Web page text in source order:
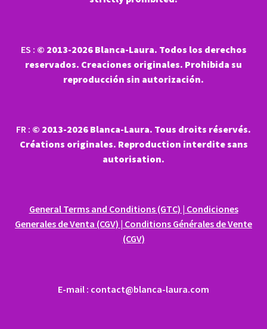
ES : © 2013-2026 Blanca-Laura. Todos los derechos
reservados. Creaciones originales. Prohibida su
reproducción sin autorización.
FR : © 2013-2026 Blanca-Laura. Tous droits réservés.
Créations originales. Reproduction interdite sans
autorisation.
General Terms and Conditions (GTC) | Condiciones
Generales de Venta (CGV) | Conditions Générales de Vente
(CGV)
E-mail : contact@blanca-laura.com